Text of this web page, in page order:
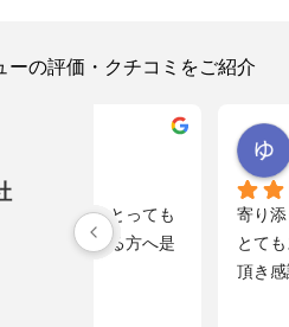
ーの評価・クチコミをご紹介
ても
へ是
ゆうた
a month ago
寄り添う形で話も、
とてもスピード感も
頂き感謝しておりま